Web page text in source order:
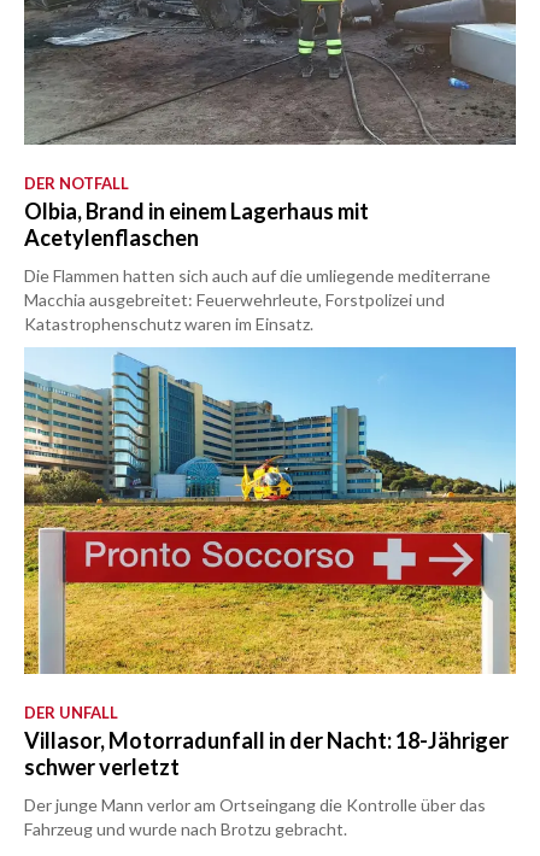
DER NOTFALL
Olbia, Brand in einem Lagerhaus mit
Acetylenflaschen
Die Flammen hatten sich auch auf die umliegende mediterrane
Macchia ausgebreitet: Feuerwehrleute, Forstpolizei und
Katastrophenschutz waren im Einsatz.
DER UNFALL
Villasor, Motorradunfall in der Nacht: 18-Jähriger
schwer verletzt
Der junge Mann verlor am Ortseingang die Kontrolle über das
Fahrzeug und wurde nach Brotzu gebracht.